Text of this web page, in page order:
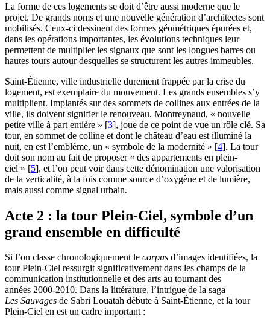
La forme de ces logements se doit d’être aussi moderne que le
projet. De grands noms et une nouvelle génération d’architectes sont
mobilisés. Ceux-ci dessinent des formes géométriques épurées et,
dans les opérations importantes, les évolutions techniques leur
permettent de multiplier les signaux que sont les longues barres ou
hautes tours autour desquelles se structurent les autres immeubles.
Saint-Étienne, ville industrielle durement frappée par la crise du
logement, est exemplaire du mouvement. Les grands ensembles s’y
multiplient. Implantés sur des sommets de collines aux entrées de la
ville, ils doivent signifier le renouveau. Montreynaud, « nouvelle
petite ville à part entière » [3], joue de ce point de vue un rôle clé. Sa
tour, en sommet de colline et dont le château d’eau est illuminé la
nuit, en est l’emblème, un « symbole de la modernité » [4]. La tour
doit son nom au fait de proposer « des appartements en plein-
ciel » [5], et l’on peut voir dans cette dénomination une valorisation
de la verticalité, à la fois comme source d’oxygène et de lumière,
mais aussi comme signal urbain.
Acte 2 : la tour Plein-Ciel, symbole d’un
grand ensemble en difficulté
Si l’on classe chronologiquement le corpus d’images identifiées, la
tour Plein-Ciel ressurgit significativement dans les champs de la
communication institutionnelle et des arts au tournant des
années 2000‑2010. Dans la littérature, l’intrigue de la saga
Les Sauvages de Sabri Louatah débute à Saint-Étienne, et la tour
Plein-Ciel en est un cadre important :